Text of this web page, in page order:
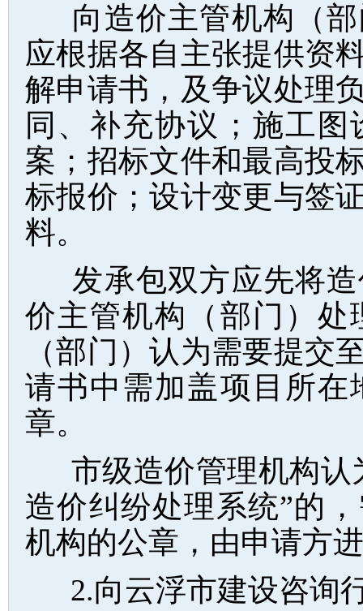
向造价主管机构（
应根据各自主张提供资
解申请书，及争议处理
同、补充协议；施工
案；招标文件和最高投
标报价；设计变更与签
料。
发承包双方应先将
价主管机构（部门）
（部门）认为需要提交
请书中需加盖项目所
章。
市级造价管理机构
造价纠纷处理系统”的
机构的公章，由申请方
2.向云浮市建设咨询